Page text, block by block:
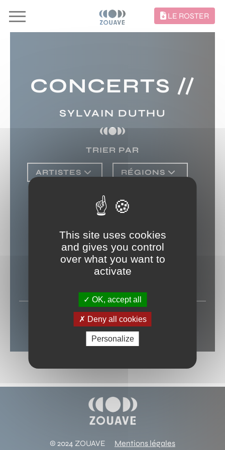
LE ROSTER
CONCERTS //
SYLVAIN DUTHU
TRIER PAR
ARTISTES RÉGIONS
15 AOÛT 2026
GUISSÉNY (29)
VOLUBILE FOLK FESTIVAL
© 2024 ZOUAVE Mentions légales
This site uses cookies
and gives you control
over what you want to
activate
OK, accept all
Deny all cookies
Personalize